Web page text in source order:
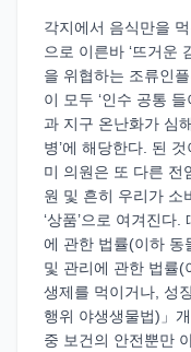
각지에서 음식만을
으로 이른바 ‘뜨거운
을 위협하는 조류인
이 모두 ‘인수 공통
과 지구 온난화가 심
병’에 해당한다. 된
미 의원은 또 다른 전
원 및 흔히 우리가 소
‘상품’으로 여겨진다
에 관한 법률(이하 동
및 관리에 관한 법률(
생제를 먹이거나, 성
행위 야생생물법)」
중 보건의 안전뿐만